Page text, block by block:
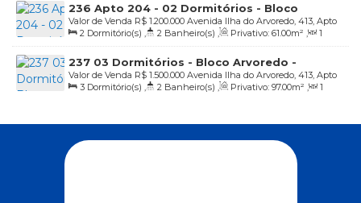
Distância do Mar
236 Apto 204 - 02 Dormitórios - Bloco
Macuco - Residencial Solar das Ilhas - R$
1.200,000,00
R$ 1.200.000
Valor de Venda
Avenida Ilha do Arvoredo, 413, Apto
204 Bloco Macuco, 88215-000, Praia de 4 Ilhas, Bombinhas, Santa
Catarina, Brasil
2 Dormitório(s) 2 Banheiro(s) Privativo: 61 .00m²
1
Sala(s) , 1 Suíte(s) , 2 Vaga(s) , 20mDistância do Mar
237 03 Dormitórios - Bloco Arvoredo -
Residencial Solar das Ilhas - R$ 1.500.000,00
R$ 1.500.000
Valor de Venda
Avenida Ilha do Arvoredo, 413, Apto
204 Bloco Arvoredo, 88215-000, Praia de 4 Ilhas, Bombinhas,
3 Dormitório(s) 2 Banheiro(s) Privativo: 97.00m²
1